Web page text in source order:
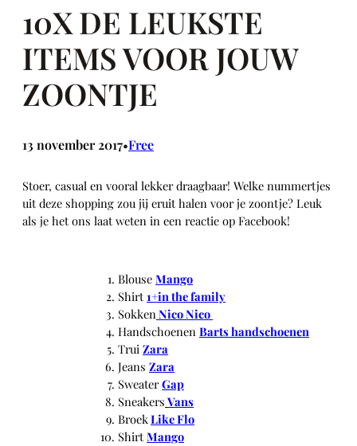
10X DE LEUKSTE
ITEMS VOOR JOUW
ZOONTJE
13 november 2017•Free
Stoer, casual en vooral lekker draagbaar! Welke nummertjes
uit deze shopping zou jij eruit halen voor je zoontje? Leuk
als je het ons laat weten in een reactie op Facebook!
Blouse Mango
Shirt1+in the family
SokkenNico Nico
Handschoenen Barts handschoenen
Trui Zara
Jeans Zara
SweaterGap
Sneakers Vans
BroekLike Flo
ShirtMango